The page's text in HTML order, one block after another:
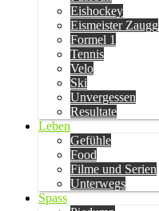
Eishockey
Eismeister Zaugg
Formel 1
Tennis
Velo
Ski
Unvergessen
Resultate
Leben
Gefühle
Food
Filme und Serien
Unterwegs
Spass